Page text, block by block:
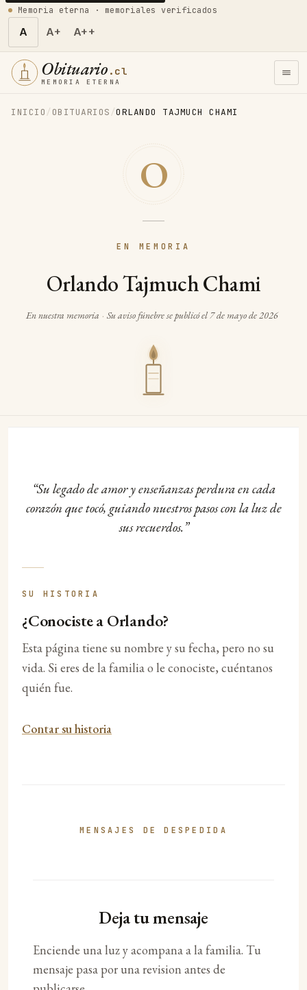
Memoria eterna · memoriales verificados
A A+ A++
Obituario .cl
MEMORIA ETERNA
INICIO / OBITUARIOS /ORLANDO TAJMUCH CHAMI
O
EN MEMORIA
Orlando Tajmuch Chami
En nuestra memoria · Su aviso fúnebre se publicó el 7 de mayo de 2026
Su legado de amor y enseñanzas perdura en cada
corazón que tocó, guiando nuestros pasos con la luz de
sus recuerdos.
SU HISTORIA
¿Conociste a Orlando?
Esta página tiene su nombre y su fecha, pero no su
vida. Si eres de la familia o le conociste, cuéntanos
quién fue.
Contar su historia
MENSAJES DE DESPEDIDA
Deja tu mensaje
Enciende una luz y acompana a la familia. Tu
mensaje pasa por una revision antes de